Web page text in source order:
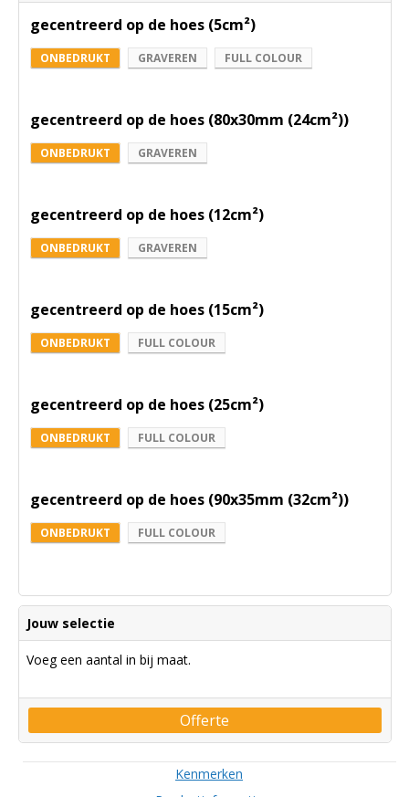
gecentreerd op de hoes (5cm²)
ONBEDRUKT GRAVEREN FULL COLOUR
gecentreerd op de hoes (80x30mm (24cm²))
ONBEDRUKT GRAVEREN
gecentreerd op de hoes (12cm²)
ONBEDRUKT GRAVEREN
gecentreerd op de hoes (15cm²)
ONBEDRUKT FULL COLOUR
gecentreerd op de hoes (25cm²)
ONBEDRUKT FULL COLOUR
gecentreerd op de hoes (90x35mm (32cm²))
ONBEDRUKT FULL COLOUR
Jouw selectie
Voeg een aantal in bij maat.
Offerte
Kenmerken